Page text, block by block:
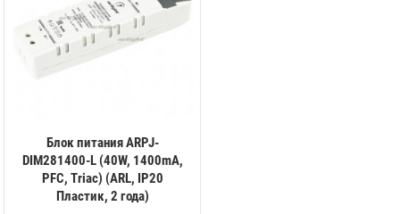
Блок питания ARPJ-
DIM281400-L (40W, 1400mA,
PFC, Triac) (ARL, IP20
Пластик, 2 года)